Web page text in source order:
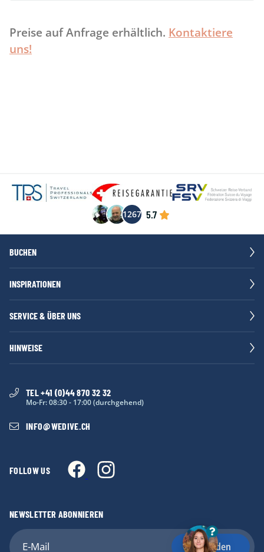
Preise auf Anfrage erhältlich. Kontaktiere
uns!
1267 5.7
BUCHEN
INSPIRATIONEN
SERVICE & ÜBER UNS
HINWEISE
TEL +41 (0)44 870 32 32
Mo-Fr: 08:30 - 17:00 (durchgehend)
INFO@WEDIVE.CH
FOLLOW US
NEWSLETTER ABONNIEREN
Anmelden